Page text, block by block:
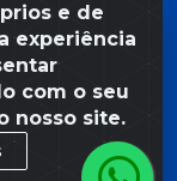
e de
experiência
com o seu
nosso site.
da Praia,
550 -